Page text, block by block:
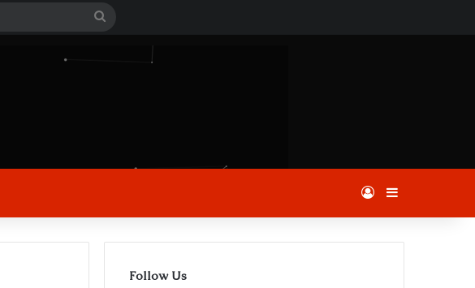
Entrar
Follow Us